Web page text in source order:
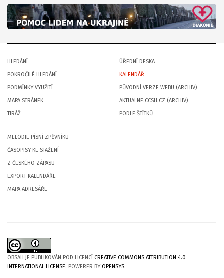
HLEDÁNÍ
POKROČILÉ HLEDÁNÍ
PODMÍNKY VYUŽITÍ
MAPA STRÁNEK
TIRÁŽ
ÚŘEDNÍ DESKA
KALENDÁŘ
PŮVODNÍ VERZE WEBU (ARCHIV)
AKTUALNE.CCSH.CZ (ARCHIV)
PODLE ŠTÍTKŮ
MELODIE PÍSNÍ ZPĚVNÍKU
ČASOPISY KE STAŽENÍ
Z ČESKÉHO ZÁPASU
EXPORT KALENDÁŘE
MAPA ADRESÁŘE
OBSAH JE PUBLIKOVÁN POD LICENCÍ CREATIVE COMMONS ATTRIBUTION 4.0
INTERNATIONAL LICENSE. POWERER BYOPENSYS.